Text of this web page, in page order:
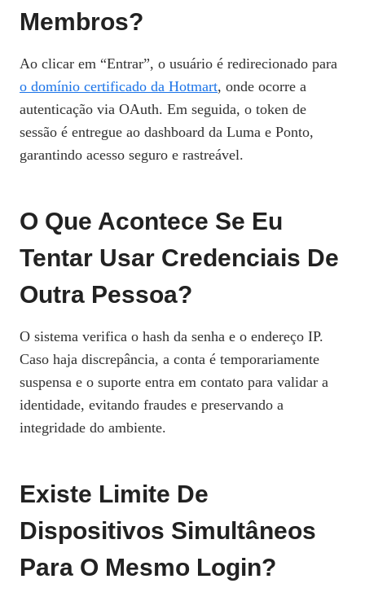
Membros?
Ao clicar em “Entrar”, o usuário é redirecionado para
o domínio certificado da Hotmart, onde ocorre a
autenticação via OAuth. Em seguida, o token de
sessão é entregue ao dashboard da Luma e Ponto,
garantindo acesso seguro e rastreável.
O Que Acontece Se Eu
Tentar Usar Credenciais De
Outra Pessoa?
O sistema verifica o hash da senha e o endereço IP.
Caso haja discrepância, a conta é temporariamente
suspensa e o suporte entra em contato para validar a
identidade, evitando fraudes e preservando a
integridade do ambiente.
Existe Limite De
Dispositivos Simultâneos
Para O Mesmo Login?